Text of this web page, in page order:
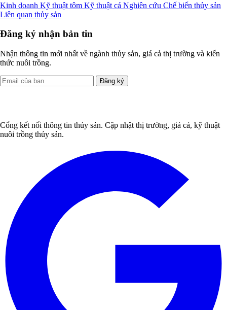
Kinh doanh Kỹ thuật tôm Kỹ thuật cá Nghiên cứu Chế biến thủy sản
Liên quan thủy sản
Đăng ký nhận bản tin
Nhận thông tin mới nhất về ngành thủy sản, giá cả thị trường và kiến
thức nuôi trồng.
Đăng ký
Cổng kết nối thông tin thủy sản. Cập nhật thị trường, giá cả, kỹ thuật
nuôi trồng thủy sản.